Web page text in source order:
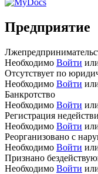
Предприятие
Необходимо Войти
Отсутствует по
Необходимо Войти
Банкротство
Необходимо Войти
Регистрация
Необходимо Войти
Реорганизовано с
Необходимо Войти
Признано
Необходимо Войти